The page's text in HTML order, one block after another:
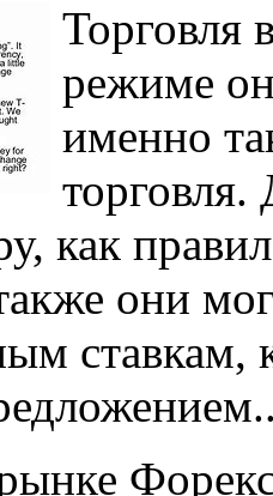
Торговля
режиме
именно
торговля.
как
они
ставкам,